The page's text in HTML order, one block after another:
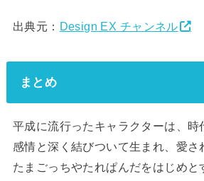
出典元： Design EX チャンネル
まとめ
平成に流行ったキャラクターは、時
感情と深く結びついて生まれ、愛さ
たまごっちやたれぱんだをはじめと